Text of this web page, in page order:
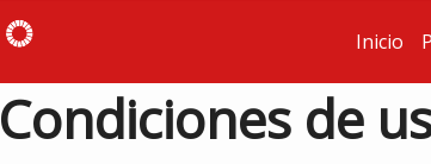
Estás
Inicio
Condiciones de